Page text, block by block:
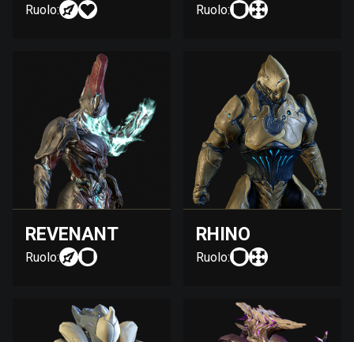
Ruolo: Ruolo:
REVENANT
Ruolo:
RHINO
Ruolo: